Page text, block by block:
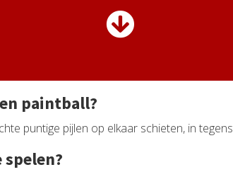
paintball?
puntige pijlen op elkaar schieten, in